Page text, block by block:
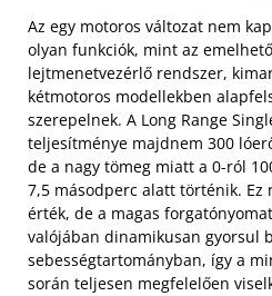
Az egy motoros változat nem
olyan funkciók, mint az
lejtmenetvezérlő rendszer,
kétmotoros modellekben
szerepelnek. A Long Range
teljesítménye majdnem 300
de a nagy tömeg miatt a 0-ról
7,5 másodperc alatt történik. Ez
érték, de a magas
valójában dinamikusan gyorsul
sebességtartományban, így a
során teljesen megfelelően